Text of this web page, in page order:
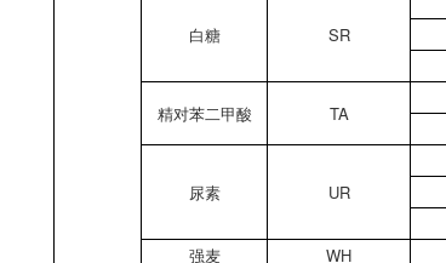
白糖 SR
精对苯二甲酸 TA
尿素 UR
强麦
WH